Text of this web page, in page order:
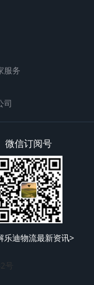
服务
司
微信订阅号
乐迪物流最新资讯>
号